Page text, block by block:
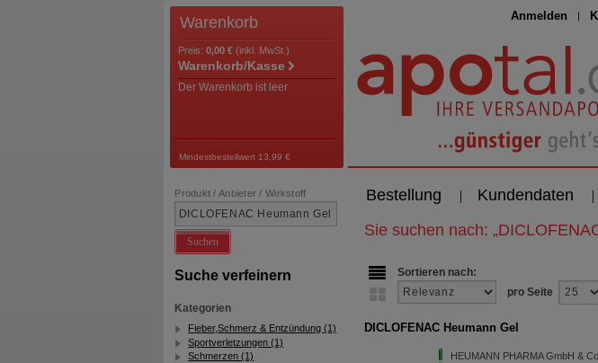
Anmelden
Warenkorb
Preis: 0,00 € (inkl. MwSt.)
Warenkorb/Kasse
Der Warenkorb ist leer
Mindestbestellwert 13,99 €
Bestellung Kundendaten
Produkt / Anbieter / Wirkstoff
Suchen
Suche verfeinern
Kategorien
Fieber,Schmerz & Entzündung (1)
Sportverletzungen (1)
Schmerzen (1)
Sie suchen nach: „
Sortieren nach:
pro Seite
DICLOFENAC Heumann Gel
HEUMANN PHARMA GmbH & Co.